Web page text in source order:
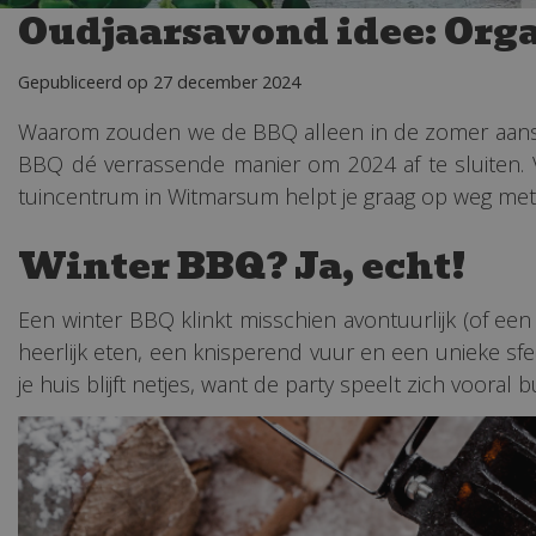
Oudjaarsavond idee:
Gepubliceerd op 27 december 2024
Waarom zouden we de BBQ alleen in de zomer
BBQ dé verrassende manier om 2024 af te
tuincentrum in Witmarsum helpt je graag op weg
Winter BBQ? Ja, echt!
Een winter BBQ klinkt misschien avontuurlijk (of
heerlijk eten, een knisperend vuur en een unieke
je huis blijft netjes, want de party speelt zich vooral